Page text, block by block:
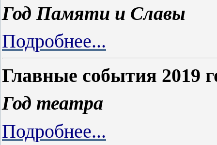
Год Памяти и Славы
Подробнее...
Главные события 2019
Год театра
Подробнее...